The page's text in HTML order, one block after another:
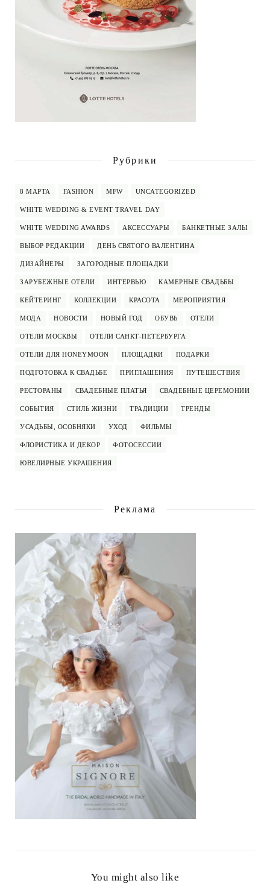
Рубрики
8 МАРТА FASHION MFW UNCATEGORIZED
WHITE WEDDING & EVENT TRAVEL DAY
WHITE WEDDING AWARDS АКСЕССУАРЫ БАНКЕТНЫЕ ЗАЛЫ
ВЫБОР РЕДАКЦИИ ДЕНЬ СВЯТОГО ВАЛЕНТИНА
ДИЗАЙНЕРЫ ЗАГОРОДНЫЕ ПЛОЩАДКИ
ЗАРУБЕЖНЫЕ ОТЕЛИ ИНТЕРВЬЮ КАМЕРНЫЕ СВАДЬБЫ
КЕЙТЕРИНГ КОЛЛЕКЦИИ КРАСОТА МЕРОПРИЯТИЯ
МОДА НОВОСТИ НОВЫЙ ГОД ОБУВЬ ОТЕЛИ
ОТЕЛИ МОСКВЫ ОТЕЛИ САНКТ-ПЕТЕРБУРГА
ОТЕЛИ ДЛЯ HONEYMOON ПЛОЩАДКИ ПОДАРКИ
ПОДГОТОВКА К СВАДЬБЕ ПРИГЛАШЕНИЯ ПУТЕШЕСТВИЯ
РЕСТОРАНЫ СВАДЕБНЫЕ ПЛАТЬЯ СВАДЕБНЫЕ ЦЕРЕМОНИИ
СОБЫТИЯ СТИЛЬ ЖИЗНИ ТРАДИЦИИ ТРЕНДЫ
УСАДЬБЫ, ОСОБНЯКИ УХОД ФИЛЬМЫ
ФЛОРИСТИКА И ДЕКОР ФОТОСЕССИИ
ЮВЕЛИРНЫЕ УКРАШЕНИЯ
Реклама
You might also like